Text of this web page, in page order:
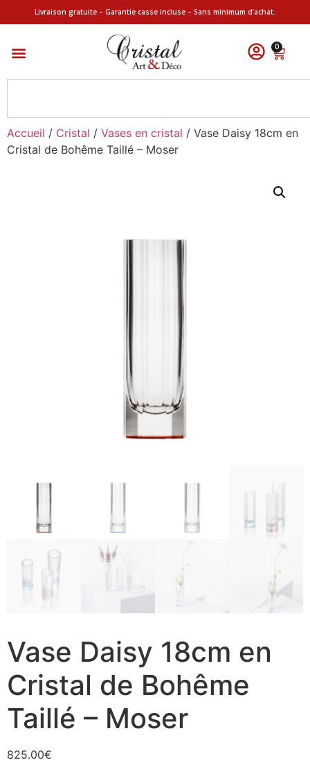
Livraison gratuite – Garantie casse incluse – Sans minimum d’achat.
0
Accueil / Cristal / Vases en cristal / Vase Daisy 18cm en
Cristal de Bohême Taillé – Moser
Vase Daisy 18cm en
Cristal de Bohême
Taillé – Moser
825.00€